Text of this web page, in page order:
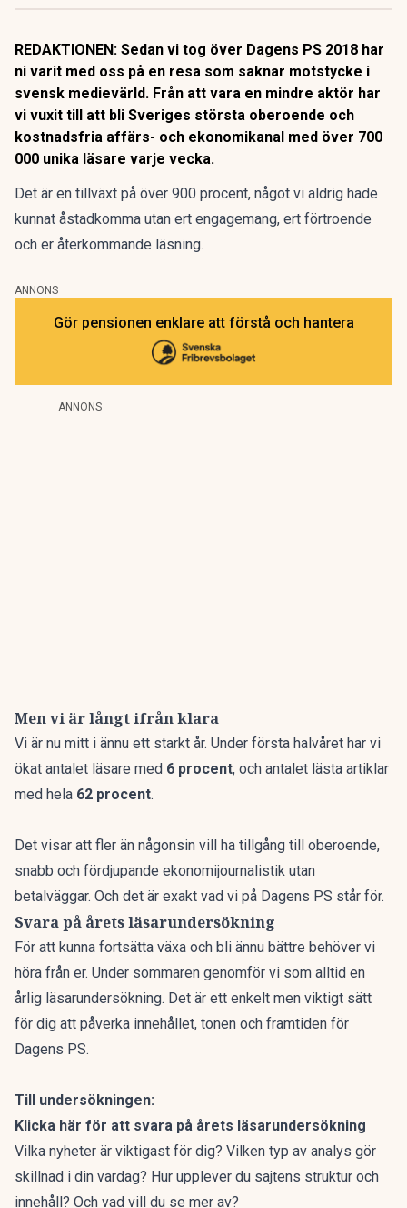
REDAKTIONEN: Sedan vi tog över Dagens PS 2018 har
ni varit med oss på en resa som saknar motstycke i
svensk medievärld. Från att vara en mindre aktör har
vi vuxit till att bli Sveriges största oberoende och
kostnadsfria affärs- och ekonomikanal med över 700
000 unika läsare varje vecka.
Det är en tillväxt på över 900 procent, något vi aldrig hade
kunnat åstadkomma utan ert engagemang, ert förtroende
och er återkommande läsning.
ANNONS
Gör pensionen enklare att förstå och hantera
ANNONS
Men vi är långt ifrån klara
Vi är nu mitt i ännu ett starkt år. Under första halvåret har vi
ökat antalet läsare med 6 procent, och antalet lästa artiklar
med hela 62 procent.
Det visar att fler än någonsin vill ha tillgång till oberoende,
snabb och fördjupande ekonomijournalistik utan
betalväggar. Och det är exakt vad vi på Dagens PS står för.
Svara på årets läsarundersökning
För att kunna fortsätta växa och bli ännu bättre behöver vi
höra från er. Under sommaren genomför vi som alltid en
årlig läsarundersökning. Det är ett enkelt men viktigt sätt
för dig att påverka innehållet, tonen och framtiden för
Dagens PS.
Till undersökningen:
Klicka här för att svara på årets läsarundersökning
Vilka nyheter är viktigast för dig? Vilken typ av analys gör
skillnad i din vardag? Hur upplever du sajtens struktur och
innehåll? Och vad vill du se mer av?